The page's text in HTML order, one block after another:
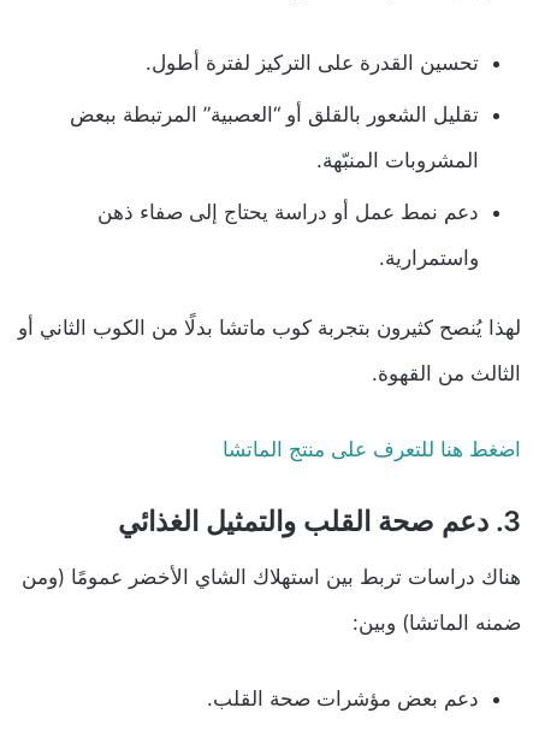
تحسين القدرة على التركيز لفترة أطول.
تقليل الشعور بالقلق أو “العصبية” المرتبطة ببعض
المشروبات المنبّهة.
دعم نمط عمل أو دراسة يحتاج إلى صفاء ذهن
واستمرارية.
لهذا يُنصح كثيرون بتجربة كوب ماتشا بدلًا من الكوب الثاني أو
الثالث من القهوة.
اضغط هنا للتعرف على منتج الماتشا
3. دعم صحة القلب والتمثيل الغذائي
هناك دراسات تربط بين استهلاك الشاي الأخضر عمومًا (ومن
ضمنه الماتشا) وبين:
دعم بعض مؤشرات صحة القلب.